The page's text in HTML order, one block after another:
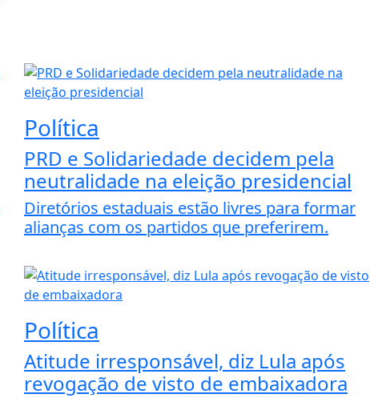
Política
PRD e Solidariedade decidem pela
neutralidade na eleição presidencial
Diretórios estaduais estão livres para formar
alianças com os partidos que preferirem.
Política
Atitude irresponsável, diz Lula após
revogação de visto de embaixadora